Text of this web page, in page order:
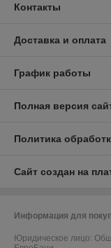
Контакты
Доставка и оплата
График работы
Полная версия
Политика
Сайт создан на
Информация для
Юридическое лицо: